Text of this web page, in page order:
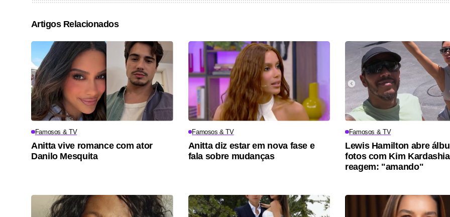
Artigos Relacionados
Famosos & TV
Anitta vive romance com ator
Danilo Mesquita
Famosos & TV
Anitta diz estar em nova fase e
fala sobre mudanças
Famosos & TV
Lewis Hamilton abre
fotos com Kim
reagem: "amando"